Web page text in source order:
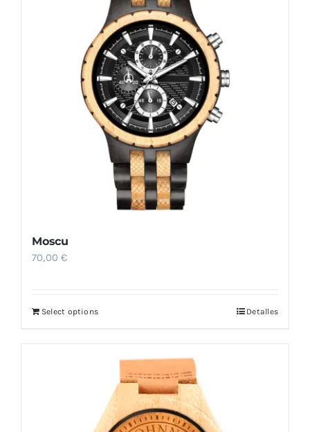
Moscu
70,00€
Select options Detalles